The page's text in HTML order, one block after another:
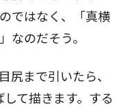
ではなく、「真横
なのだそう。
尻まで引いたら、
て描きます。する